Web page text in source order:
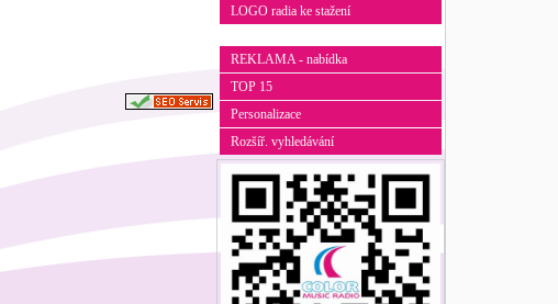
LOGO radia ke stažení
REKLAMA - nabídka
TOP 15
Personalizace
Rozšíř. vyhledávání